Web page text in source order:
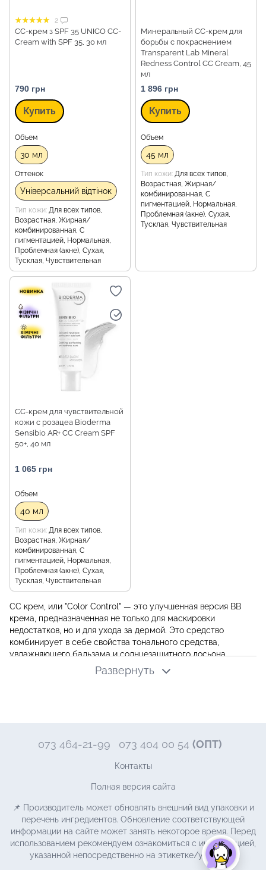
2
СС-крем з SPF 35 UNICO CC-
Cream with SPF 35, 30 мл
790 грн
Купить
Объем
30 мл
Оттенок
Універсальний відтінок
Тип кожи Для всех типов,
Возрастная, Жирная/
комбинированная, С
пигментацией, Нормальная,
Проблемная (акне), Сухая,
Тусклая, Чувствительная
Минеральный CC-крем для
борьбы с покраснением
Transparent Lab Mineral
Redness Control CC Cream, 45
мл
1 896 грн
Купить
Объем
45 мл
Тип кожи Для всех типов,
Возрастная, Жирная/
комбинированная, С
пигментацией, Нормальная,
Проблемная (акне), Сухая,
Тусклая, Чувствительная
CC-крем для чувствительной
кожи с розацеа Bioderma
Sensibio AR+ CC Cream SPF
50+, 40 мл
1 065 грн
Объем
40 мл
Тип кожи Для всех типов,
Возрастная, Жирная/
комбинированная, С
пигментацией, Нормальная,
Проблемная (акне), Сухая,
Тусклая, Чувствительная
СС крем, или "Color Control" — это улучшенная версия BB
крема, предназначенная не только для маскировки
недостатков, но и для ухода за дермой. Это средство
комбинирует в себе свойства тонального средства,
увлажняющего бальзама и солнцезащитного лосьона.
Главное его достоинство - способность адаптироваться к
тону эпидермиса, обеспечивая естественное покрытие без
многофункциональность. Продукт не только выравнивает
цвет лица, скрывая покраснения и мелкие дефекты, но и
ухаживает за кожей. Благодаря входящим в состав
уровень гидратации кожного покрова. Также в его состав
от негативного воздействия ультрафиолета.
При выборе СС средства важно обращать внимание на его
состав и свойства. Ищите продукт, который соответствует
потребностям кожи. Например, для сухого типа подойдет
вариант с усиленным увлажняющим действием, а для
Развернуть
073 464-21-99 073 404 00 54 (ОПТ)
Контакты
Полная версия сайта
📌 Производитель может обновлять внешний вид упаковки и
перечень ингредиентов. Обновление соответствующей
информации на сайте может занять некоторое время. Перед
использованием рекомендуем ознакомиться с информацией,
указанной непосредственно на этикетке/упаковке.